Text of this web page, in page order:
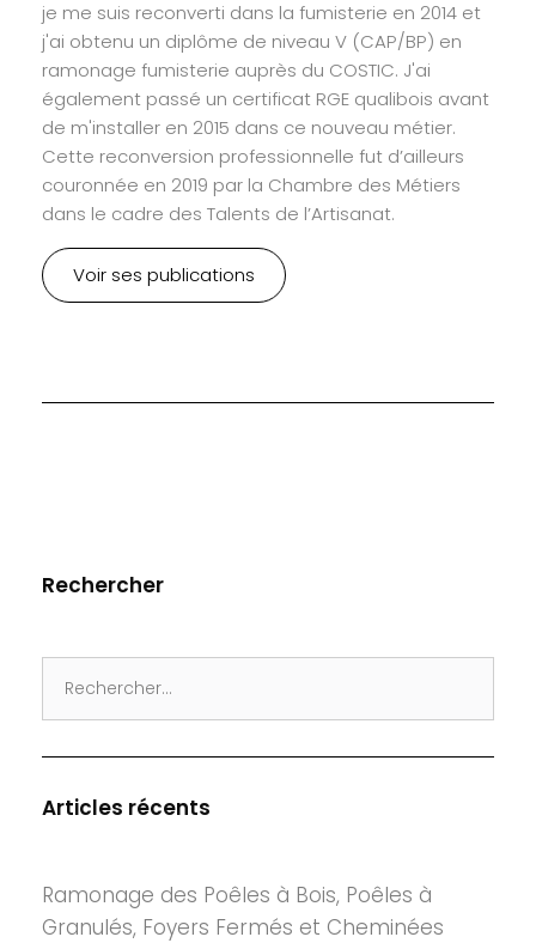
je me suis reconverti dans la fumisterie en 2014 et
j'ai obtenu un diplôme de niveau V (CAP/BP) en
ramonage fumisterie auprès du COSTIC. J'ai
également passé un certificat RGE qualibois avant
de m'installer en 2015 dans ce nouveau métier.
Cette reconversion professionnelle fut d’ailleurs
couronnée en 2019 par la Chambre des Métiers
dans le cadre des Talents de l’Artisanat.
Voir ses publications
Rechercher
for:
Articles récents
Ramonage des Poêles à Bois, Poêles à
Granulés, Foyers Fermés et Cheminées